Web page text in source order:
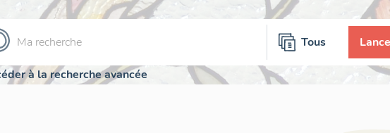
Tous
à la recherche avancée